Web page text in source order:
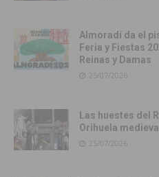
Almoradí da el
Feria y Fiestas
Reinas y Damas
25/07/2026
Las huestes del
Orihuela medieval
25/07/2026